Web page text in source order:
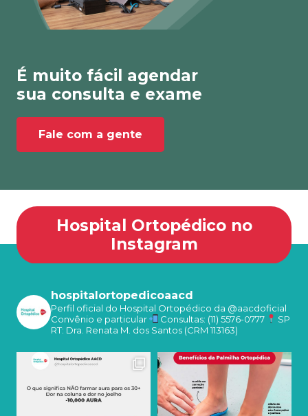
É muito fácil agendar
sua consulta e exame
Fale com a gente
Hospital Ortopédico no
Instagram
hospitalortopedicoaacd
Perfil oficial do Hospital Ortopédico da @aacdoficial
Convênio e particular
Consultas: (11) 5576-0777
SP
RT: Dra. Renata M. dos Santos (CRM 113163)